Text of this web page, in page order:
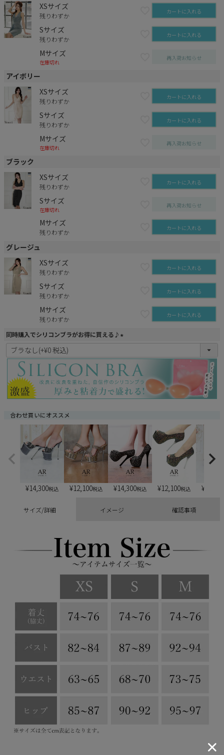
XSサイズ
残りわずか カートに入れる
Sサイズ
残りわずか カートに入れる
Mサイズ
在庫切れ
再入荷お知らせ
アイボリー
XSサイズ
残りわずか カートに入れる
Sサイズ
残りわずか カートに入れる
Mサイズ
在庫切れ
再入荷お知らせ
ブラック
XSサイズ
残りわずか カートに入れる
Sサイズ
在庫切れ
再入荷お知らせ
Mサイズ
残りわずか カートに入れる
グレージュ
XSサイズ
残りわずか カートに入れる
Sサイズ
残りわずか カートに入れる
Mサイズ
残りわずか カートに入れる
同時購入でシリコンブラがお得に買える♪
(
須
)
合わせ買いにオススメ
¥14,300税込 ¥12,100税込 ¥14,300税込 ¥12,100税込 ¥
サイズ/詳細 イメージ 確認事項